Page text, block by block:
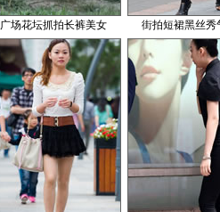
广场花坛抓拍长裤美女 街拍短裙黑丝秀